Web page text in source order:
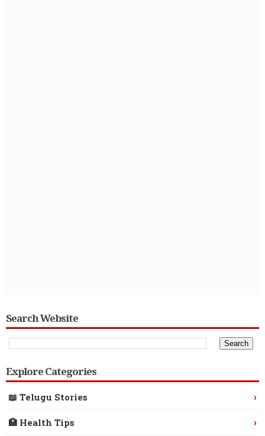
Search Website
Explore Categories
📖 Telugu Stories ›
🏥 Health Tips ›